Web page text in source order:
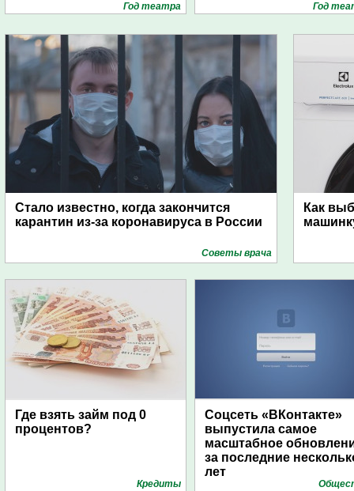
Год театра Год
Стало известно, когда закончится
карантин из-за коронавируса в России
Советы врача
Как
Где взять займ под 0
процентов?
Кредиты
Соцсеть «ВКонтакте»
выпустила самое
масштабное
за последние
лет